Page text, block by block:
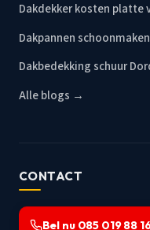
Dakdekker kosten platte
Dakpannen
Dakbedekking schuur
Alle blogs →
CONTACT
Bel nu 085 019 88